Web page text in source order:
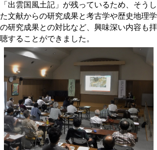
「出雲国風土記」が残っているため、そうし
た文献からの研究成果と考古学や歴史地理学
の研究成果との対比など、興味深い内容も拝
聴することができました。